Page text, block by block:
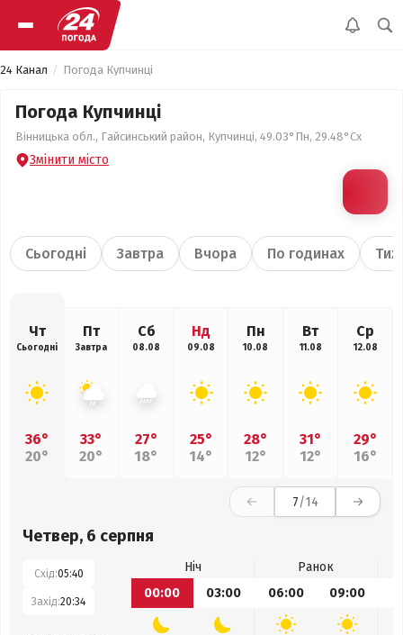
24 Канал Погода Купчинці
Погода Купчинці
Вінницька обл., Гайсинський район, Купчинці, 49.03°Пн, 29.48°Сх
Змінити місто
Сьогодні Завтра Вчора По годинах
Чт
Сьогодні
36°
20°
Пт
Завтра
33°
20°
Сб
08.08
27°
18°
Нд
09.08
25°
14°
Пн
10.08
28°
12°
Вт
11.08
31°
12°
Ср
12.08
29°
16°
7/14
Четвер, 6 серпня
Схід:05:40
Захід:20:34
Ніч
Ранок
00:00
03:00 06:00 09:00